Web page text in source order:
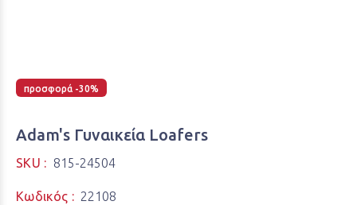
προσφορά -30%
Adam's Γυναικεία Loafers
SKU : 815-24504
Κωδικός : 22108